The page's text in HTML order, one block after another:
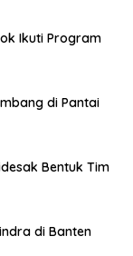
Ikuti Program
di Pantai
Bentuk Tim
di Banten